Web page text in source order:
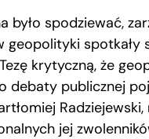
było spodziewać,
geopolityki spotkały
krytyczną, że
debaty publicznej
jej